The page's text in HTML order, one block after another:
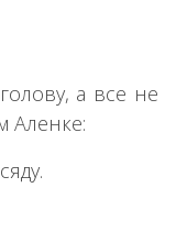
а все не
Аленке: